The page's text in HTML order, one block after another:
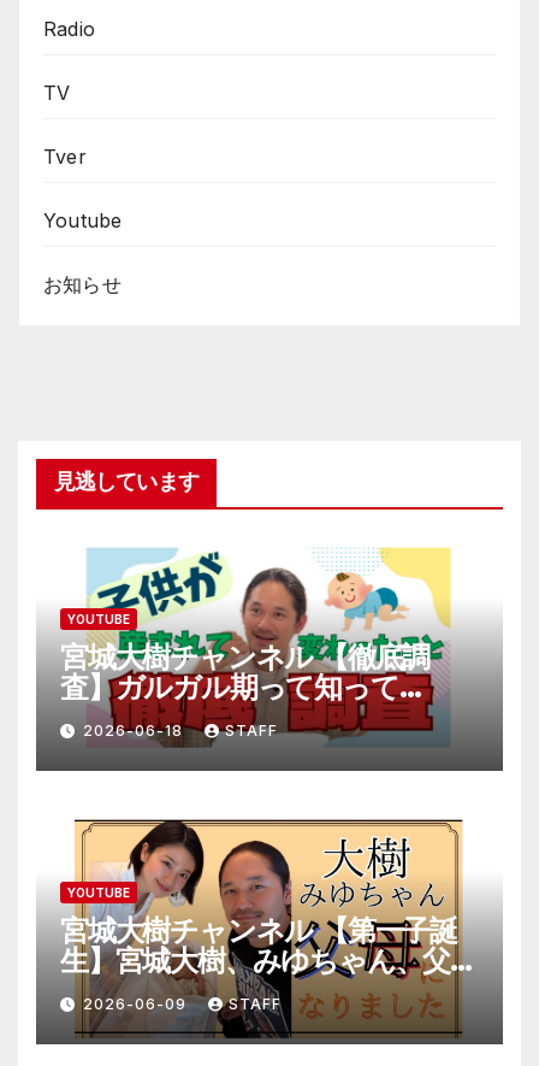
Radio
TV
Tver
Youtube
お知らせ
見逃しています
YOUTUBE
宮城大樹チャンネル 【徹底調
査】ガルガル期って知って
る！？
2026-06-18 STAFF
YOUTUBE
宮城大樹チャンネル 【第一子誕
生】宮城大樹、みゆちゃん、父母
になりました。
2026-06-09 STAFF